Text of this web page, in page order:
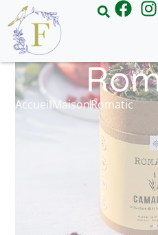
AccueilMaisonRomatic
Panneau de gestion des cookies